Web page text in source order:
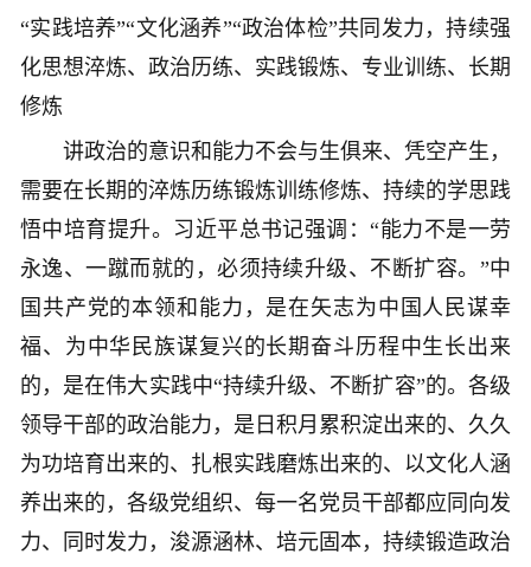
“实践培养”“文化涵养”“政治体检”共同发力，持续强
化思想淬炼、政治历练、实践锻炼、专业训练、长期
修炼
讲政治的意识和能力不会与生俱来、凭空产生，
需要在长期的淬炼历练锻炼训练修炼、持续的学思践
悟中培育提升。习近平总书记强调：“能力不是一劳
永逸、一蹴而就的，必须持续升级、不断扩容。”中
国共产党的本领和能力，是在矢志为中国人民谋幸
福、为中华民族谋复兴的长期奋斗历程中生长出来
的，是在伟大实践中“持续升级、不断扩容”的。各级
领导干部的政治能力，是日积月累积淀出来的、久久
为功培育出来的、扎根实践磨炼出来的、以文化人涵
养出来的，各级党组织、每一名党员干部都应同向发
力、同时发力，浚源涵林、培元固本，持续锻造政治